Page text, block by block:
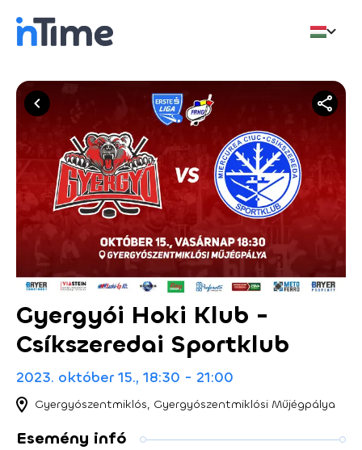
Gyergyói Hoki Klub -
Csíkszeredai Sportklub
2023. október 15., 18:30 - 21:00
Gyergyószentmiklós, Gyergyószentmiklósi Műjégpálya
Esemény infó